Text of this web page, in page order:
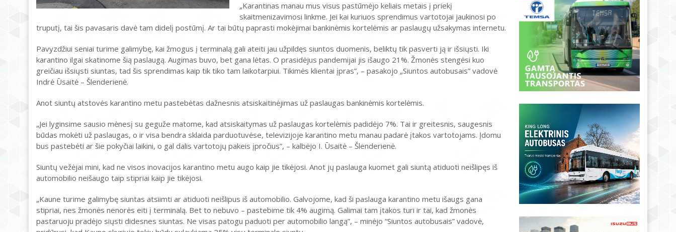
„Karantinas manau mus visus pastūmėjo keliais metais į priekį
skaitmenizavimosi linkme. Jei kai kuriuos sprendimus vartotojai jaukinosi po
truputį, tai šis pavasaris davė tam didelį postūmį. Ar tai būtų paprasti mokėjimai bankinėmis kortelėmis ar paslaugų užsakymas internetu.
Pavyzdžiui seniai turime galimybę, kai žmogus į terminalą gali ateiti jau užpildęs siuntos duomenis, beliktų tik pasverti ją ir išsiųsti. Iki
karantino ilgai skatinome šią paslaugą. Augimas buvo, bet gana lėtas. O prasidėjus pandemijai jis išaugo 21%. Žmonės stengėsi kuo
greičiau išsiųsti siuntas, tad šis sprendimas kaip tik tiko tam laikotarpiui. Tikimės klientai įpras”, – pasakojo „Siuntos autobusais” vadovė
Indrė Ūsaitė – Šlenderienė.
Anot siuntų atstovės karantino metu pastebėtas dažnesnis atsiskaitinėjimas už paslaugas bankinėmis kortelėmis.
„Jei lyginsime sausio mėnesį su geguže matome, kad atsiskaitymas už paslaugas kortelėmis padidėjo 7%. Tai ir greitesnis, saugesnis
būdas mokėti už paslaugas, o ir visa bendra sklaida parduotuvėse, televizijoje karantino metu manau padarė įtakos vartotojams. Įdomu
bus pastebėti ar šie pokyčiai laikini, o gal dalis vartotojų pakeis įpročius”, – kalbėjo I. Ūsaitė – Šlenderienė.
Siuntų vežėjai mini, kad ne visos inovacijos karantino metu augo kaip jie tikėjosi. Anot jų paslauga kuomet gali siuntą atiduoti neišlipęs iš
automobilio neišaugo taip stipriai kaip jie tikėjosi.
„Kaune turime galimybę siuntas atsiimti ar atiduoti neišlipus iš automobilio. Galvojome, kad ši paslauga karantino metu išaugs gana
stipriai, nes žmonės nenorės eiti į terminalą. Bet to nebuvo – pastebime tik 4% augimą. Galimai tam įtakos turi ir tai, kad žmonės
pastaruoju pradėjo siųsti didesnes siuntas. Ne visas patogu paduoti per automobilio langą”, – minėjo “Siuntos autobusais” vadovė,